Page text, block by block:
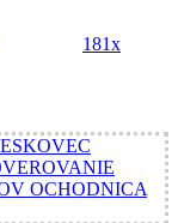
181x
OCHODNICA